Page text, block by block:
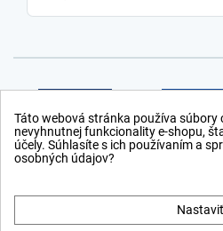
Táto webová stránka používa súbory
nevyhnutnej funkcionality e-shopu,
účely. Súhlasíte s ich používaním a
osobných údajov?
Nastaviť